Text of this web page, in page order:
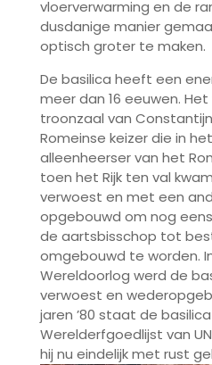
vloerverwarming en de
dusdanige manier
optisch groter te maken.
De basilica heeft een
meer dan 16 eeuwen.
troonzaal van
Romeinse keizer die in
alleenheerser van het
toen het Rijk ten val
verwoest en met een
opgebouwd om nog
de aartsbisschop tot
omgebouwd te worden.
Wereldoorlog werd de
verwoest en
jaren ’80 staat de
Werelderfgoedlijst van
hij nu eindelijk met rust